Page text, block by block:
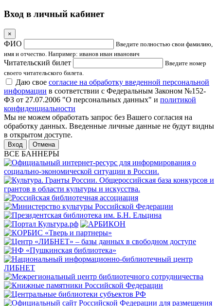
Вход в личный кабинет
×
ФИО
Введите полностью свои фамилию,
имя и отчество. Например: иванов иван иванович
Читательский билет
Введите номер
своего читательского билета.
Даю свое согласие на обработку введенной персональной
информации в соответствии с Федеральным Законом №152-
ФЗ от 27.07.2006 "О персональных данных" и политикой
конфиденциальности
Мы не можем обработать запрос без Вашего согласия на
обработку данных. Введенные личные данные не будут видны
в открытом доступе.
Отмена
ВСЕ БАННЕРЫ